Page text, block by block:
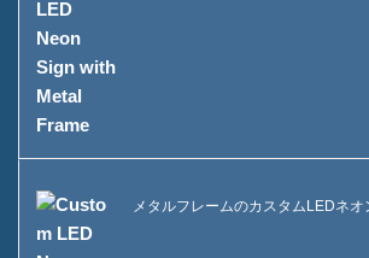
メタルフレームのカスタムLEDネオ